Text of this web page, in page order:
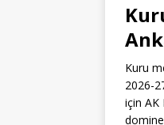
Kuru
2026-
için AK